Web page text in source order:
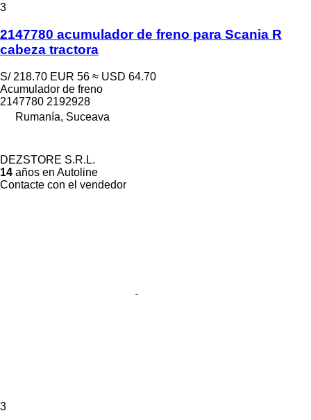
3
2147780 acumulador de freno para Scania R
cabeza tractora
S/ 218.70 EUR 56 ≈ USD 64.70
Acumulador de freno
2147780 2192928
Rumanía, Suceava
DEZSTORE S.R.L.
14 años en Autoline
Contacte con el vendedor
3